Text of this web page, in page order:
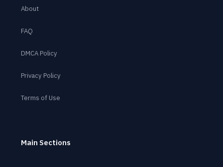
About
FAQ
DMCA Policy
Privacy Policy
Terms of Use
Main Sections